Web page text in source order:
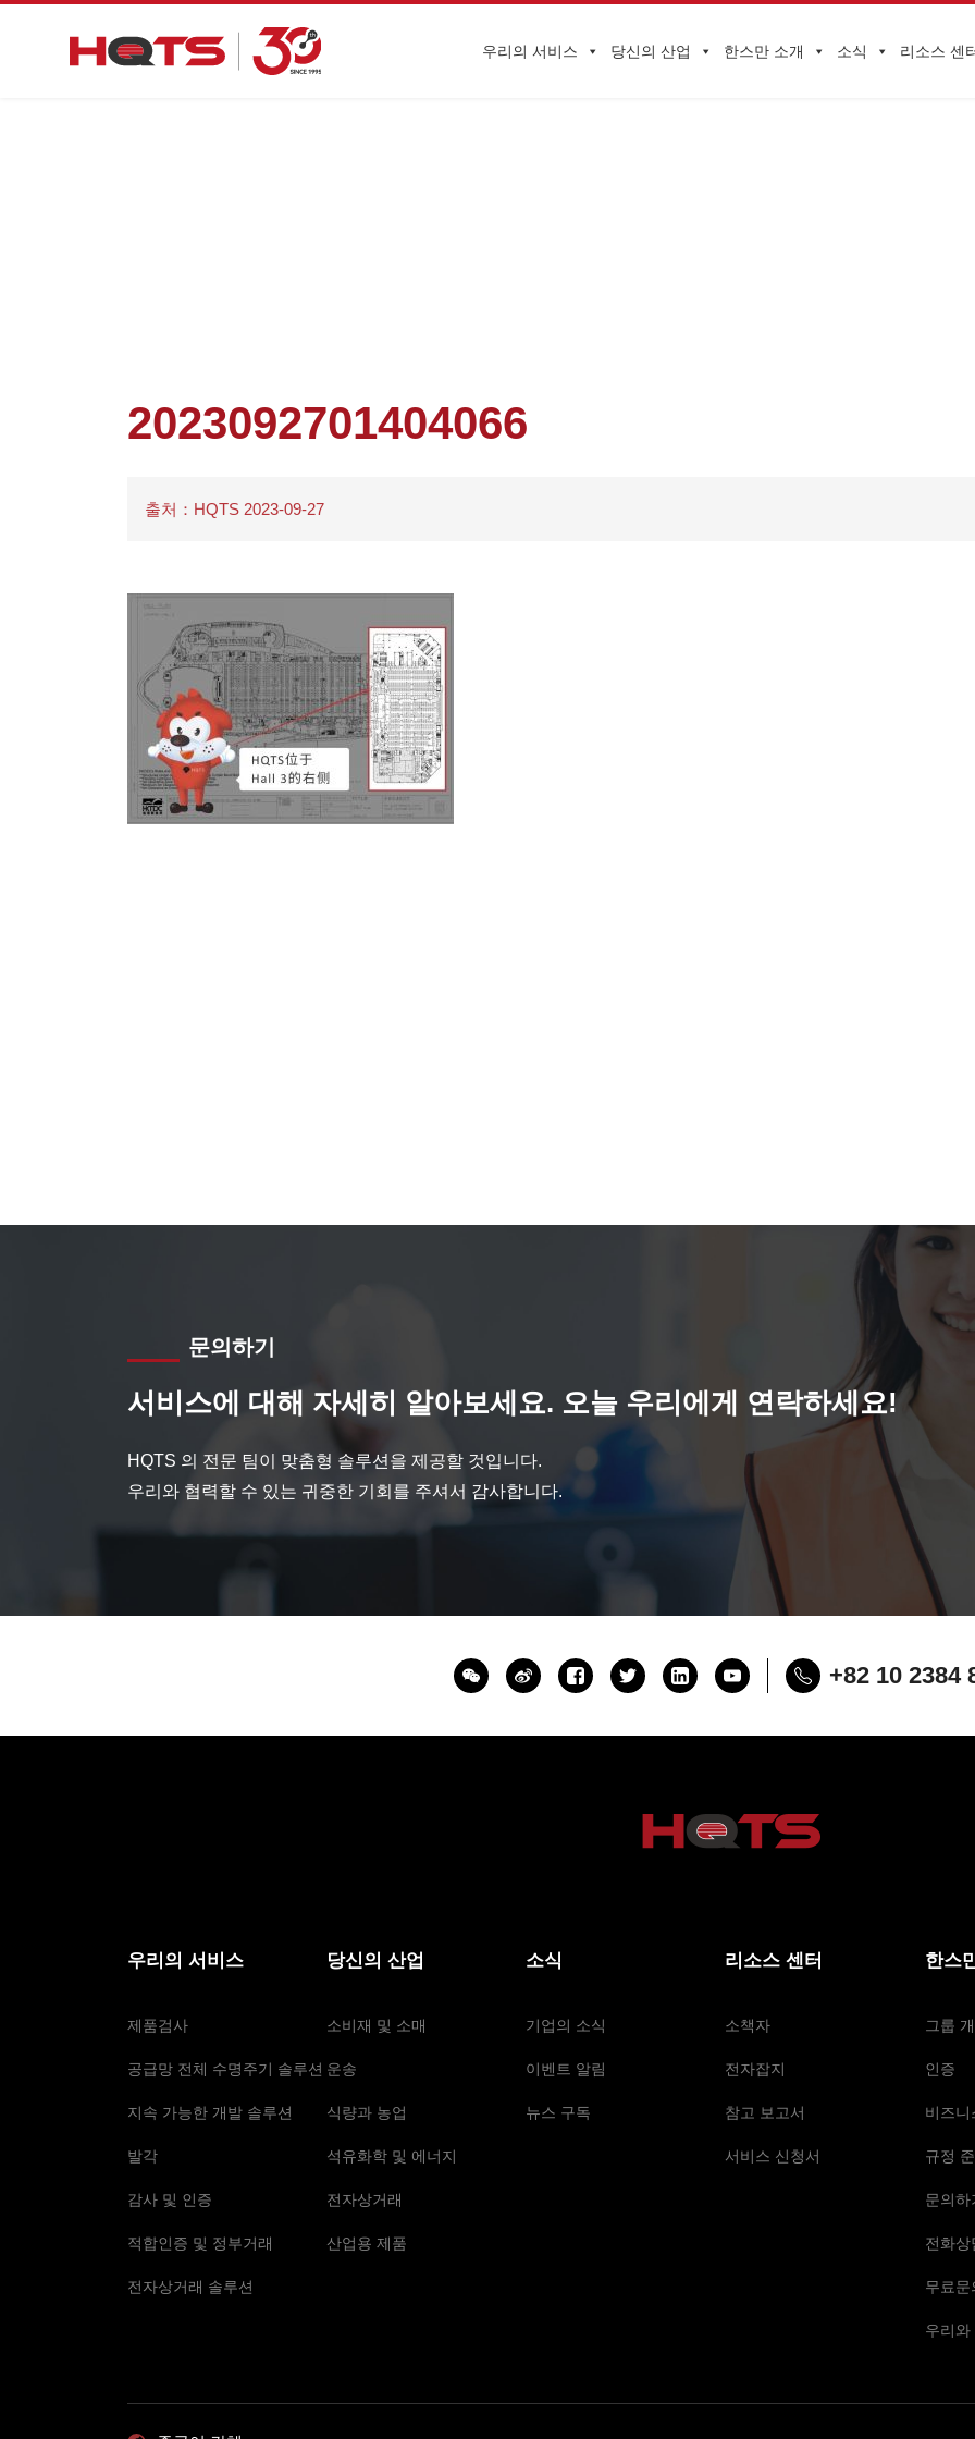
우리의 서비스 당신의 산업 한스만 소개 소식 리소스 센
2023092701404066
출처：HQTS 2023-09-27
문의하기
서비스에 대해 자세히 알아보세요. 오늘 우리에게 연락하세요!
HQTS 의 전문 팀이 맞춤형 솔루션을 제공할 것입니다.
우리와 협력할 수 있는 귀중한 기회를 주셔서 감사합니다.
+82 10 2384
우리의 서비스
제품검사
공급망 전체 수명주기 솔루션
지속 가능한 개발 솔루션
발각
감사 및 인증
적합인증 및 정부거래
전자상거래 솔루션
당신의 산업
소비재 및 소매
운송
식량과 농업
석유화학 및 에너지
전자상거래
산업용 제품
소식
기업의 소식
이벤트 알림
뉴스 구독
리소스 센터
소책자
전자잡지
참고 보고서
서비스 신청서
한스
그룹
인증
비즈니
규정
문의하
전화상
무료문
우리와